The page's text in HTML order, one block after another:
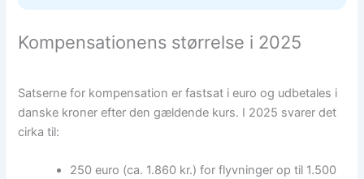
Kompensationens størrelse i 2025
Satserne for kompensation er fastsat i euro og udbetales i
danske kroner efter den gældende kurs. I 2025 svarer det
cirka til:
250 euro (ca. 1.860 kr.) for flyvninger op til 1.500